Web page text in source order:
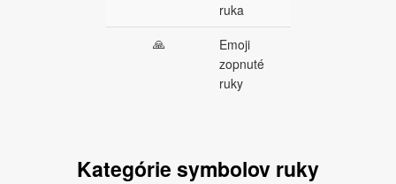
ruka
🙏
Emoji
zopnuté
ruky
Kategórie symbolov ruky